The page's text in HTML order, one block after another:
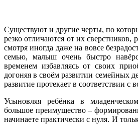
Существуют и другие черты, по
резко отличаются от их сверстников,
смотря иногда даже на вовсе
семью, малыш очень быстро
временем избавляясь от своих
догоняя в своём развитии семейных
развитие протекает в соответствии с
Усыновляя ребёнка в
большое преимущество –
начинаете практически с нуля. И